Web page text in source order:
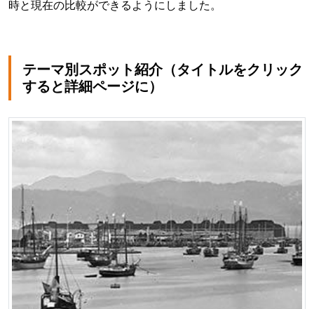
時と現在の比較ができるようにしました。
テーマ別スポット紹介（タイトルをクリック
すると詳細ページに）